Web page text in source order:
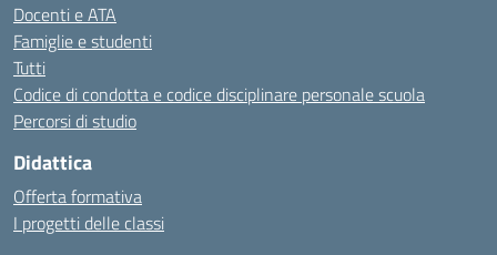
Docenti e ATA
Famiglie e studenti
Tutti
Codice di condotta e codice disciplinare personale scuola
Percorsi di studio
Didattica
Offerta formativa
I progetti delle classi